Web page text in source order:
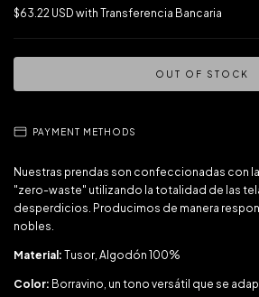
$63.22 USD with Transferencia Bancaria
PAYMENT METHODS
Nuestras prendas son confeccionadas con
"zero-waste" utilizando la totalidad de las
desperdicios. Producimos de manera
nobles.
Material: Tusor, Algodón 100%
Color: Borravino, un tono versátil que se